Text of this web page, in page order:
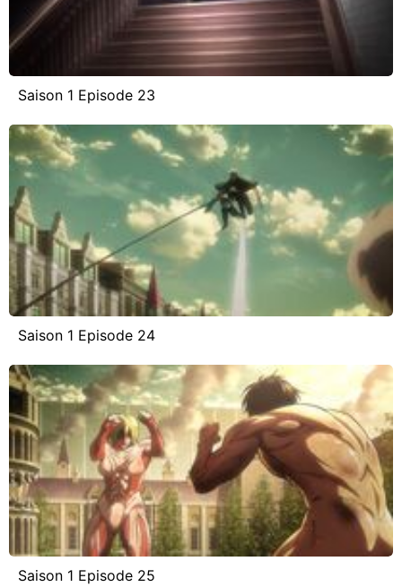
Saison 1 Episode 23
Saison 1 Episode 24
Saison 1 Episode 25